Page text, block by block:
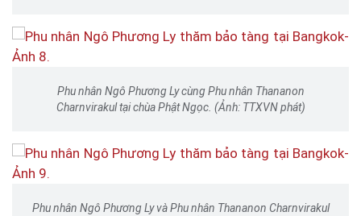
Phu nhân Ngô Phương Ly cùng Phu nhân Thananon
Charnvirakul tại chùa Phật Ngọc. (Ảnh: TTXVN phát)
Phu nhân Ngô Phương Ly và Phu nhân Thananon Charnvirakul